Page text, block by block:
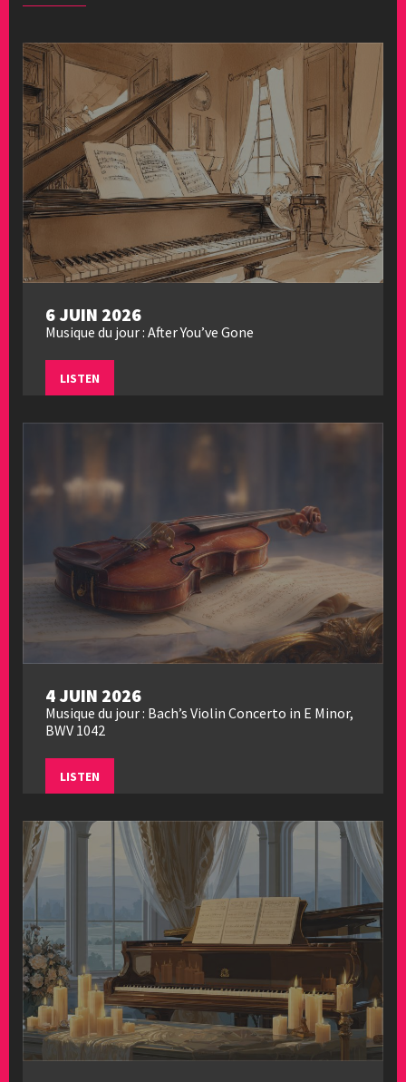
6 JUIN 2026
Musique du jour : After You’ve Gone
LISTEN
4 JUIN 2026
Musique du jour : Bach’s Violin Concerto in E Minor,
BWV 1042
LISTEN